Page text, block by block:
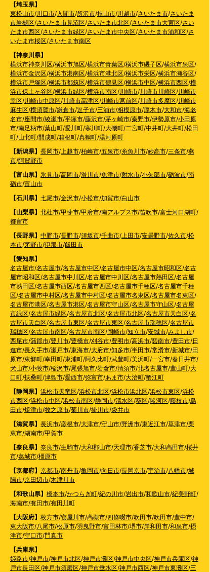
【埼玉県】
東松山市/川口市/入間市/所沢市/挟山市/川越市/さいたま市/さいたま
市岩槻区/さいたま市見沼区/さいたま市北区/さいたま市大宮区/さい
たま市西区/さいたま市緑区/さいたま市中央区/さいたま市浦和区/さ
いたま市桜区/さいたま市南区
【神奈川県】
横浜市神奈川区/横浜市旭区/横浜市青葉区/横浜市磯子区/横浜市泉区/
横浜市金沢区/横浜市港南区/横浜市港北区/横浜市栄区/横浜市瀬谷区/
横浜市戸塚区/横浜市都筑区/横浜市鶴見区/横浜市中区/横浜市西区/横
浜市保土ヶ谷区/横浜市緑区/横浜市南区/川崎市/川崎市川崎区/川崎市
幸区/川崎市中原区/川崎市高津区/川崎市宮前区/川崎市多摩区/川崎市
麻生区/横須賀市/鎌倉市/逗子市/三浦市/相模原市/厚木市/大和市/海老
名市/座間市/綾瀬市/平塚市/藤沢市/茅ヶ崎市/秦野市/伊勢原市/小田原
市/南足柄市/葉山町/愛川町/寒川町/大磯町/二宮町/中井町/大井町/松田
町/山北町/開成町/箱根町/真鶴町/湯河原町
【新潟県】 長岡市/上越市/柏崎市/五泉市/糸魚川市/妙高市/三条市/燕
市/阿賀野市
【富山県】 氷見市/高岡市/滑川市/魚津市/射水市/小矢部市/砺波市/南
砺市/富山市
【石川県】 七尾市/金沢市/小松市/加賀市/白山市
【山梨県】 北杜市/甲斐市/甲府市/南アルプス市/笛吹市/富士河口湖町/
都留市
【長野県】 中野市/長野市/須坂市/千曲市/上田市/安曇野市/佐久市/松
本市/茅野市/伊那市/飯田市
【愛知県】
名古屋市/名古屋市/名古屋市中区/名古屋市中区/名古屋市昭和区/名古
屋市昭和区/名古屋市中川区/名古屋市中川区/名古屋市熱田区/名古屋
市熱田区/名古屋市西区/名古屋市西区/名古屋市千種区/名古屋市千種
区/名古屋市中村区/名古屋市中村区/名古屋市名東区/名古屋市名東区/
名古屋市港区/名古屋市港区/名古屋市守山区/名古屋市守山区/名古屋
市緑区/名古屋市緑区/名古屋市北区/名古屋市北区/名古屋市天白区/名
古屋市天白区/名古屋市東区/名古屋市東区/名古屋市瑞穂区/名古屋市
瑞穂区/名古屋市南区/名古屋市南区/岡崎市/知立市/安城市/みよし市/
西尾市/蒲郡市/豊川市/豊橋市/刈谷市/豊明市/高浜市/碧南市/豊田市/日
進市/長久手市/瀬戸市/東海市/大府市/知多市/半田市/常滑市/新城市/田
原市/東郷町/幸田町/東浦町/阿久比町/武豊町/美浜町/一宮市/春日井市/
犬山市/小牧市/稲沢市/尾張旭市/岩倉市/清須市/北名古屋市/豊山町/大
口町/扶桑町/津島市/愛西市/弥富市/あま市/大治町/蟹江町
【静岡県】 浜松市天竜区/浜松市北区/浜松市浜北区/浜松市東区/浜松
市西区/浜松市中区/浜松市南区/静岡市/清水区/葵区/駿河区/藤枝市/島
田市/焼津市/牧之原市/菊川市/掛川市/袋井市
【滋賀県】 長浜市/彦根市/大津市/守山市/野洲市/東近江市/草津市/栗
東市/湖南市/甲賀市
【奈良県】 奈良市/生駒市/大和郡山市/天理市/香芝市/大和高田市/桜井
市/葛城市/橿原市
【京都府】 京都市/南丹市/亀岡市/向日市/長岡京市/宇治市/八幡市/城
陽市/京田辺市/木津川市
【和歌山県】 橋本市/かつらぎ町/紀の川市/岩出市/和歌山市/紀美野町/
海南市/有田市/有田川町
【大阪府】 枚方市/寝屋川市/高槻市/四條畷市/吹田市/吹田市/豊中市/
東大阪市/八尾市/松原市/羽曳野市/富田林市/堺市/岸和田市/和泉市/摂
津市/守口市/門真市
【兵庫県】
姫路市/神戸市/神戸市北区/神戸市灘区/神戸市中央区/神戸市兵庫区/神
戸市長田区/神戸市須磨区/神戸市垂水区/神戸市西区/神戸市東灘区/三